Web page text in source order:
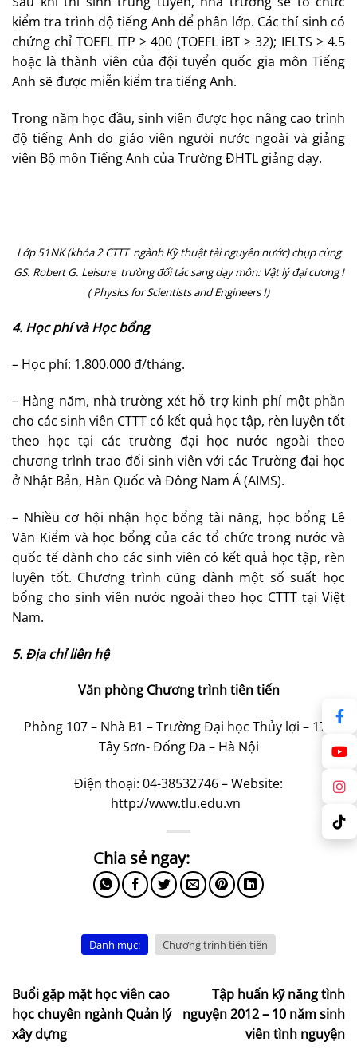
kiểm tra trình độ tiếng Anh để phân lớp. Các thí sinh có
chứng chỉ TOEFL ITP ≥ 400 (TOEFL iBT ≥ 32); IELTS ≥ 4.5
hoặc là thành viên của đội tuyển quốc gia môn Tiếng
Anh sẽ được miễn kiểm tra tiếng Anh.
Trong năm học đầu, sinh viên được học nâng cao trình
độ tiếng Anh do giáo viên người nước ngoài và giảng
viên Bộ môn Tiếng Anh của Trường ĐHTL giảng dạy.
Lớp 51NK (khóa 2CTTT ngànhKỹ thuật tài nguyên nước) chụp cùng
GS. Robert G. Leisure trườngđối tác sang dạy môn: Vật lý đại cương I
( Physics for Scientists and Engineers I)
4. Học phí vàHọc bổng
– Học phí: 1.800.000 đ/tháng.
– Hàng năm, nhà trường xét hỗ trợ kinh phí một phần
cho các sinh viên CTTT có kết quả học tập, rèn luyện tốt
theo học tại các trường đại học nước ngoài theo
chương trình trao đổi sinh viên với các Trường đại học
ở Nhật Bản, Hàn Quốc và Đông Nam Á (AIMS).
– Nhiều cơ hội nhận học bổng tài năng, học bổng Lê
Văn Kiểm và học bổng của các tổ chức trong nước và
quốc tế dành cho các sinh viên có kết quả học tập, rèn
luyện tốt. Chương trình cũng dành một số suất học
bổng cho sinh viên nước ngoài theo học CTTT tại Việt
Nam.
5. Địa chỉ liên hệ
Văn phòng Chương trình tiên tiến
Phòng 107 – Nhà B1 – Trường Đại học Thủy lợi – 175
Tây Sơn- Đống Đa – Hà Nội
Điện thoại: 04-38532746 – Website:
http://www.tlu.edu.vn
Danh mục: Chương trình tiên tiến
Buổi gặp mặt học viên cao
học chuyên ngành Quản lý
xây dựng
Tập huấn kỹ năng tình
nguyện 2012 – 10 năm sinh
viên tình nguyện